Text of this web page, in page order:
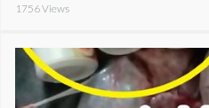
1756Views